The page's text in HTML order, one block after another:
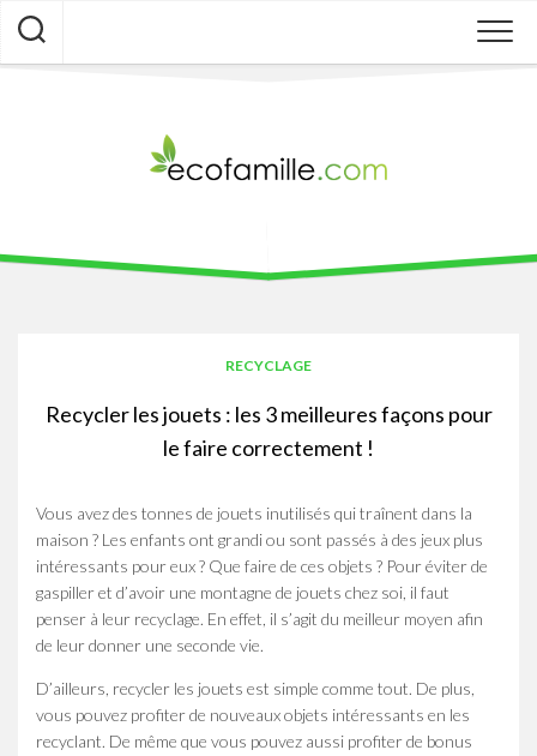
Skip
content
RECYCLAGE
Recycler les jouets : les 3 meilleures façons pour
le faire correctement !
Vous avez des tonnes de jouets inutilisés qui traînent dans la
maison ? Les enfants ont grandi ou sont passés à des jeux plus
intéressants pour eux ? Que faire de ces objets ? Pour éviter de
gaspiller et d’avoir une montagne de jouets chez soi, il faut
penser à leur recyclage. En effet, il s’agit du meilleur moyen afin
de leur donner une seconde vie.
D’ailleurs, recycler les jouets est simple comme tout. De plus,
vous pouvez profiter de nouveaux objets intéressants en les
recyclant. De même que vous pouvez aussi profiter de bonus